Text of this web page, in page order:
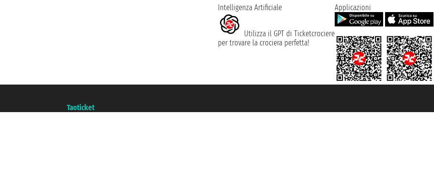
Intelligenza Artificiale
Utilizza il GPT di Ticketcrociere
per trovare la crociera perfetta!
Applicazioni
Taoticket